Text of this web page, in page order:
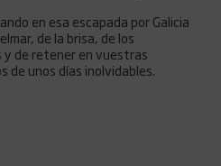
en esa escapada por Galicia
de la brisa, de los
y de retener en vuestras
de unos días inolvidables.